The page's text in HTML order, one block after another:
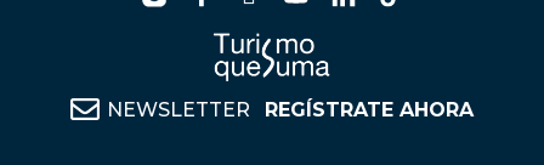
NEWSLETTER REGÍSTRATE AHORA